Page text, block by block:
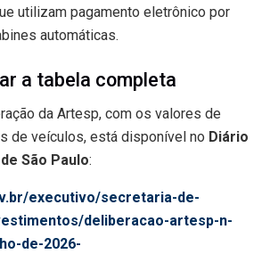
utilizam pagamento eletrônico por
automáticas.
a tabela completa
da Artesp, com os valores de
de veículos, está disponível no Diário
São Paulo:
executivo/secretaria-de-
deliberacao-artesp-n-
de-2026-